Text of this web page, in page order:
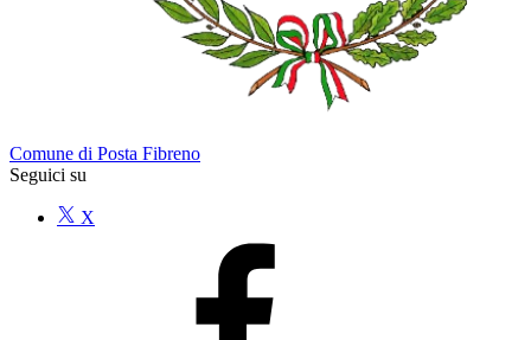
Comune di Posta Fibreno
Seguici su
X